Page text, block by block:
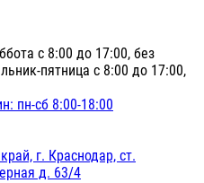
с 8:00 до 17:00, без
пятница с 8:00 до 17:00,
пн-сб 8:00-18:00
г. Краснодар, ст.
д. 63/4